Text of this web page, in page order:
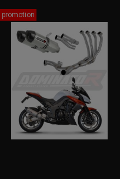
promotion